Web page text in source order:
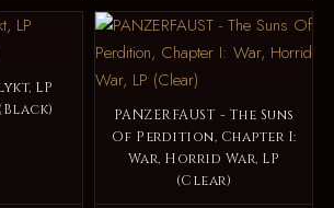
LP
PANZERFAUST - The Suns
Of Perdition, Chapter I:
War, Horrid War, LP
(Clear)